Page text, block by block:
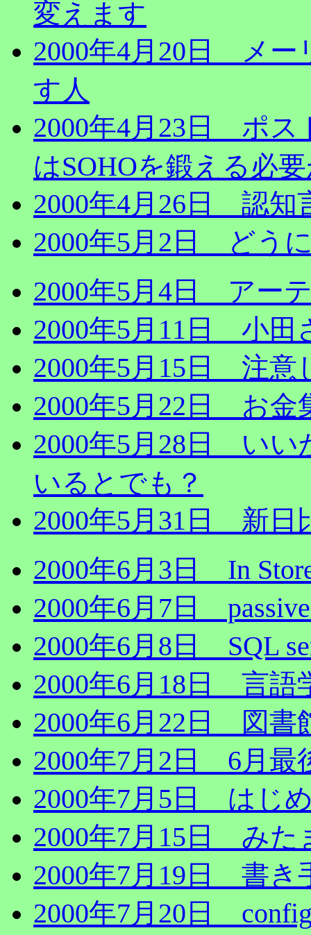
変えます
2000年4月20日 メー
す人
2000年4月23日 ポス
はSOHOを鍛える必
2000年4月26日 認知
2000年5月2日 どう
2000年5月4日 アー
2000年5月11日 小田
2000年5月15日 注意
2000年5月22日 お金
2000年5月28日 いい
いるとでも？
2000年5月31日 新日
2000年6月3日 In
2000年6月7日 passive
2000年6月8日 SQL
2000年6月18日 言語
2000年6月22日 図書
2000年7月2日 6月最
2000年7月5日 はじ
2000年7月15日 みた
2000年7月19日 書き
2000年7月20日